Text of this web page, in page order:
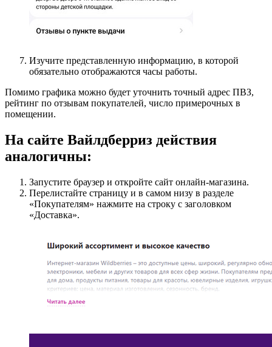
Изучите представленную информацию, в которой
обязательно отображаются часы работы.
Помимо графика можно будет уточнить точный адрес ПВЗ,
рейтинг по отзывам покупателей, число примерочных в
помещении.
На сайте Вайлдберриз действия
аналогичны:
Запустите браузер и откройте сайт онлайн-магазина.
Перелистайте страницу и в самом низу в разделе
«Покупателям» нажмите на строку с заголовком
«Доставка».